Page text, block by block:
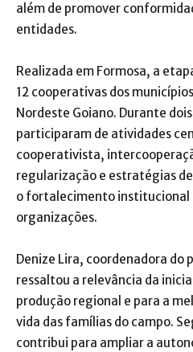
além de promover
entidades.
Realizada em Formosa, a
12 cooperativas dos
Nordeste Goiano. Durante
participaram de atividades
cooperativista,
regularização e estratégias
o fortalecimento institucional
organizações.
Denize Lira, coordenadora do
ressaltou a relevância da
produção regional e para a
vida das famílias do campo.
contribui para ampliar a